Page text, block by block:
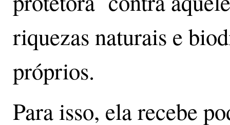
riquezas naturais e
próprios.
Para isso, ela recebe